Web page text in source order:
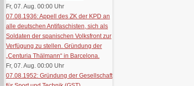
Fr, 07. Aug. 00:00 Uhr
07.08.1936: Appell des ZK der KPD an
alle deutschen Antifaschisten, sich als
Soldaten der spanischen Volksfront zur
Verfügung zu stellen. Gründung der
„Centuria Thälmann“ in Barcelona.
Fr, 07. Aug. 00:00 Uhr
07.08.1952: Gründung der Gesellschaft